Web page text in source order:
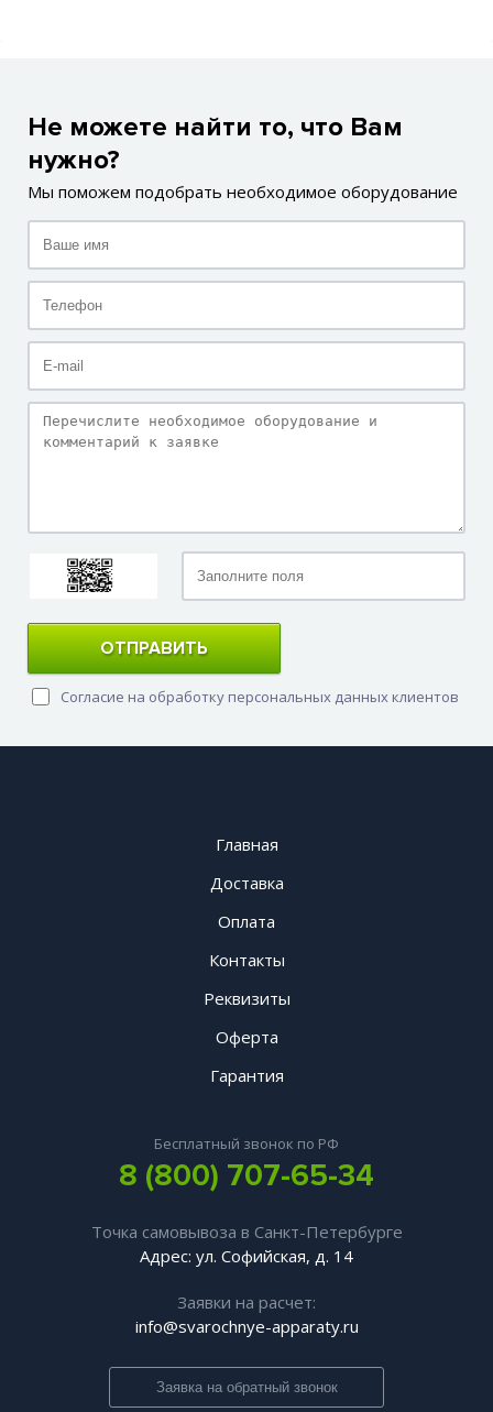
Не можете найти то, что Вам
нужно?
Мы поможем подобрать необходимое оборудование
ОТПРАВИТЬ
Согласие на обработку персональных данных клиентов
Главная
Доставка
Оплата
Контакты
Реквизиты
Оферта
Гарантия
Бесплатный звонок по РФ
8 (800) 707-65-34
Точка самовывоза в Санкт-Петербурге
Адрес: ул. Софийская, д. 14
Заявки на расчет:
info@svarochnye-apparaty.ru
Заявка на обратный звонок